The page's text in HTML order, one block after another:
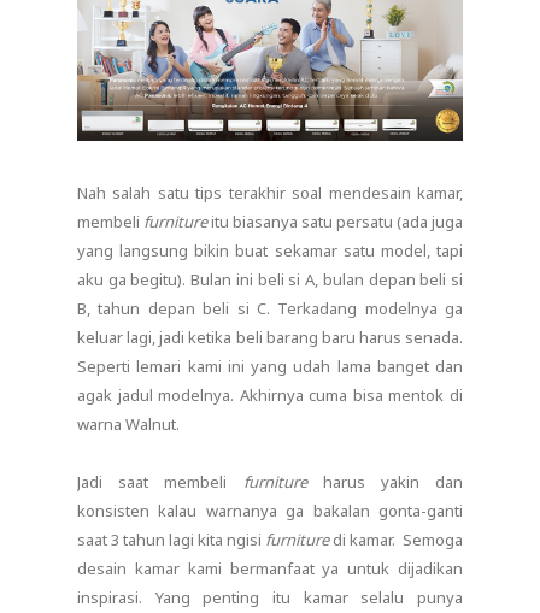
Nah salah satu tips terakhir soal mendesain kamar,
membeli furnitureitu biasanya satu persatu (ada juga
yang langsung bikin buat sekamar satu model, tapi
aku ga begitu). Bulan ini beli si A, bulan depan beli si
B, tahun depan beli si C. Terkadang modelnya ga
keluar lagi, jadi ketika beli barang baru harus senada.
Seperti lemari kami ini yang udah lama banget dan
agak jadul modelnya. Akhirnya cuma bisa mentok di
warna Walnut.
Jadi saat membeli furnitureharus yakin dan
konsisten kalau warnanya ga bakalan gonta-ganti
saat 3 tahun lagi kita ngisi furnituredi kamar. Semoga
desain kamar kami bermanfaat ya untuk dijadikan
inspirasi. Yang penting itu kamar selalu punya